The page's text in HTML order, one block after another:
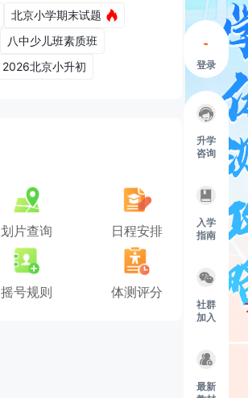
登录
升学
咨询
入学
指南
社群
加入
最新
北京小学期末试题
八中少儿班素质班
2026北京小升初
划片查询 日程安排
摇号规则 体测评分